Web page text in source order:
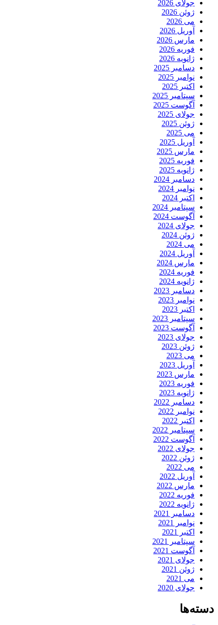
جولای 2026
ژوئن 2026
می 2026
آوریل 2026
مارس 2026
فوریه 2026
ژانویه 2026
دسامبر 2025
نوامبر 2025
اکتبر 2025
سپتامبر 2025
آگوست 2025
جولای 2025
ژوئن 2025
می 2025
آوریل 2025
مارس 2025
فوریه 2025
ژانویه 2025
دسامبر 2024
نوامبر 2024
اکتبر 2024
سپتامبر 2024
آگوست 2024
جولای 2024
ژوئن 2024
می 2024
آوریل 2024
مارس 2024
فوریه 2024
ژانویه 2024
دسامبر 2023
نوامبر 2023
اکتبر 2023
سپتامبر 2023
آگوست 2023
جولای 2023
ژوئن 2023
می 2023
آوریل 2023
مارس 2023
فوریه 2023
ژانویه 2023
دسامبر 2022
نوامبر 2022
اکتبر 2022
سپتامبر 2022
آگوست 2022
جولای 2022
ژوئن 2022
می 2022
آوریل 2022
مارس 2022
فوریه 2022
ژانویه 2022
دسامبر 2021
نوامبر 2021
اکتبر 2021
سپتامبر 2021
آگوست 2021
جولای 2021
ژوئن 2021
می 2021
جولای 2020
دسته‌ها